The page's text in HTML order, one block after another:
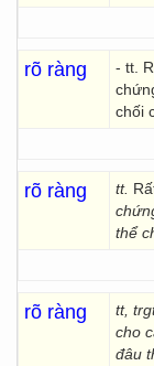
rõ ràng
- tt.
chối
rõ ràng tt.
thể
rõ ràng tt,
cho
đâu